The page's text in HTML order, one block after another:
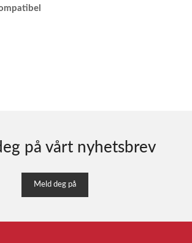
på vårt nyhetsbrev
Meld deg på